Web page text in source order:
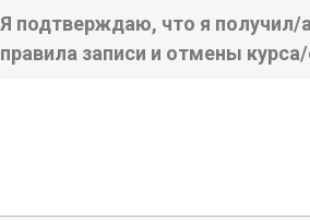
Я подтверждаю, что я
правила записи и отмены